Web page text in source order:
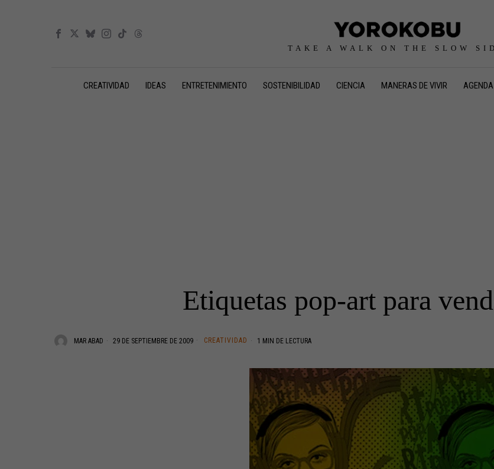
TAKE A WALK ON THE SLOW
CREATIVIDAD IDEAS ENTRETENIMIENTO SOSTENIBILIDAD CIENCIA MANERAS DE VIVIR AGENDA
Etiquetas pop-art para
MAR ABAD 29 DE SEPTIEMBRE DE 2009 CREATIVIDAD 1 MIN DE LECTURA